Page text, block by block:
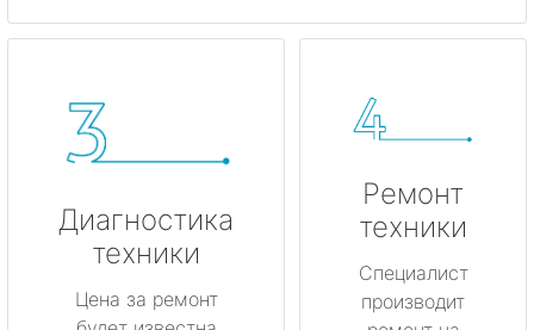
Диагностика
техники
Цена за ремонт
Ремонт
техники
Специалист
производит